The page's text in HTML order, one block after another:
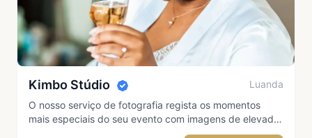
Kimbo Stúdio
Luanda
O nosso serviço de fotografia regista os momentos
mais especiais do seu evento com imagens de elevada
qualidade, criatividade e profissionalismo, garantindo